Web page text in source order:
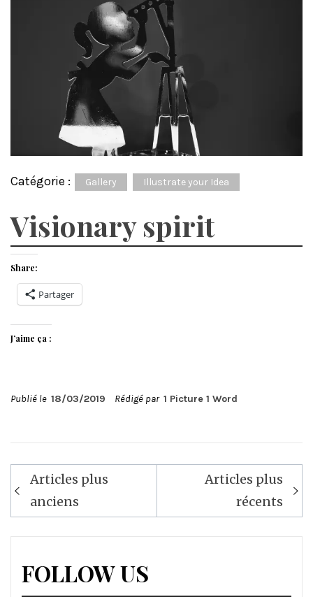
Catégorie : Gallery Illustrate your Idea
Visionary spirit
Share:
Partager
J’aime ça :
Publié le 18/03/2019 Rédigé par 1 Picture 1 Word
Navigation
des
articles
Articles plus
anciens
Articles plus
récents
FOLLOW US